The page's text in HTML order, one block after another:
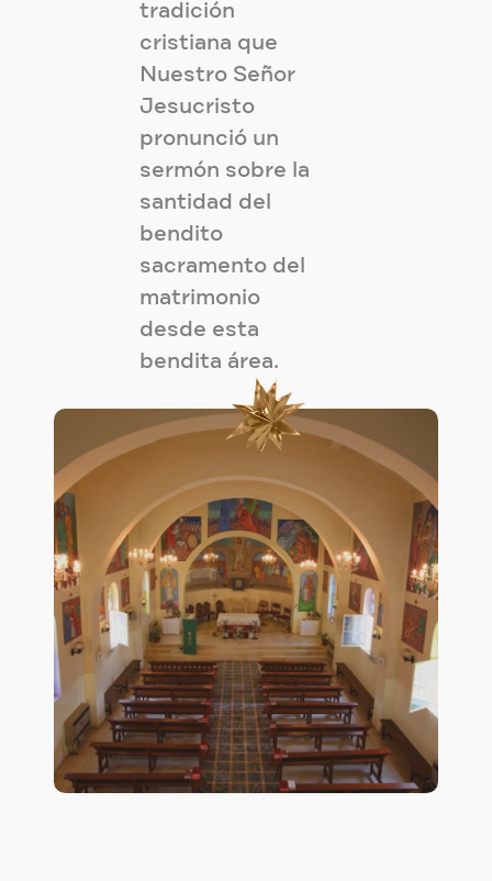
tradición
cristiana que
Nuestro Señor
Jesucristo
pronunció un
sermón sobre la
santidad del
bendito
sacramento del
matrimonio
desde esta
bendita área.